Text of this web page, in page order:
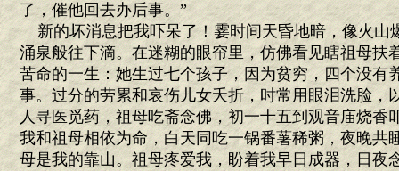
了，催他回去办后事。”
新的坏消息把我吓呆了！霎时间天昏地暗，像火山
涌泉般往下滴。在迷糊的眼帘里，仿佛看见瞎祖母扶
苦命的一生：她生过七个孩子，因为贫穷，四个没有
事。过分的劳累和哀伤儿女夭折，时常用眼泪洗脸，
人寻医觅药，祖母吃斋念佛，初一十五到观音庙烧香
我和祖母相依为命，白天同吃一锅番薯稀粥，夜晚共
母是我的靠山。祖母疼爱我，盼着我早日成器，日夜